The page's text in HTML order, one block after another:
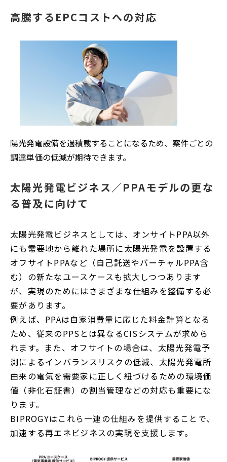
高騰するEPCコストへの対応
陽光発電設備を過積載することになるため、案件ごとの
調達単価の低減が期待できます。
太陽光発電ビジネス／PPAモデルの更な
る普及に向けて
太陽光発電ビジネスとしては、オンサイトPPA以外
にも需要地から離れた場所に太陽光発電を設置する
オフサイトPPAなど（自己託送やバーチャルPPA含
む）の新たなユースケースも拡大しつつあります
が、実現のためにはさまざまな仕組みを整備する必
要があります。
例えば、PPAは自家消費量に応じた料金計算となる
ため、従来のPPSとは異なるCISシステムが求めら
れます。また、オフサイトの場合は、太陽光発電予
測によるインバランスリスクの低減、太陽光発電所
由来の電気を需要家に正しく紐づけるための環境価
値（非化石証書）の割当管理などの対応も重要にな
ります。
BIPROGYはこれら一連の仕組みを提供することで、
加速する再エネビジネスの実現を支援します。